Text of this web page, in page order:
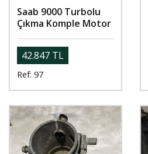
Saab 9000 Turbolu
Çıkma Komple Motor
42.847 TL
Ref: 97